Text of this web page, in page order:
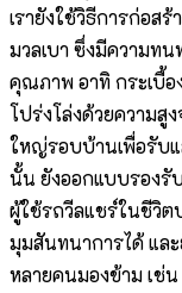
เรายังใช้วิธีการก่อส
มวลเบา ซึ่งมีความท
คุณภาพ อาทิ กระเบื้
โปร่งโล่งด้วยความสู
ใหญ่รอบบ้านเพื่อรับแ
นั้น ยังออกแบบรองรั
ผู้ใช้รถวีลแชร์ในชีวิต
มุมสันทนาการได้ แล
หลายคนมองข้าม เช่